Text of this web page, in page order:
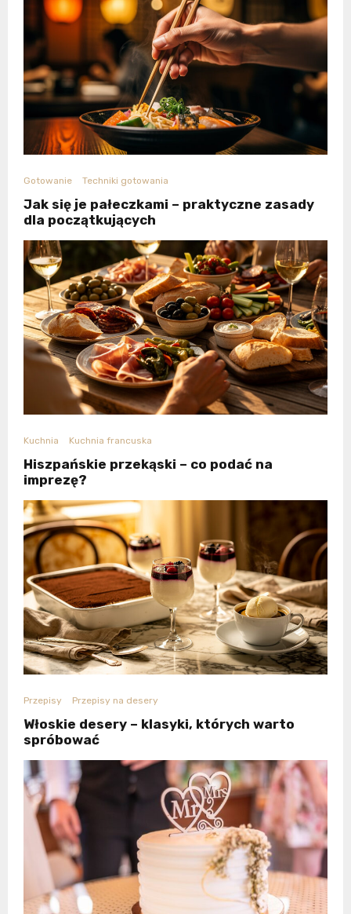
Gotowanie Techniki gotowania
Jak się je pałeczkami – praktyczne zasady
dla początkujących
Kuchnia Kuchnia francuska
Hiszpańskie przekąski – co podać na
imprezę?
Przepisy Przepisy na desery
Włoskie desery – klasyki, których warto
spróbować